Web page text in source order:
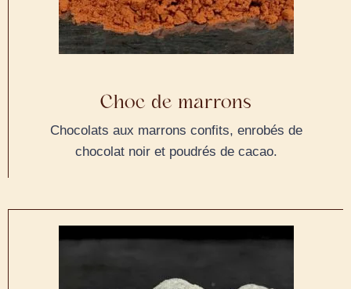
Choc de marrons
Chocolats aux marrons confits, enrobés de
chocolat noir et poudrés de cacao.